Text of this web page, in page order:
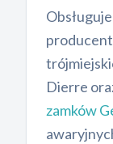
Dierre
zamków